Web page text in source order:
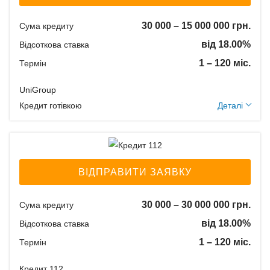
Класичний
Дострокове погашення:
Дострокове без штрафів
банкінгу Вашого банку;
Через платіжні
термінали;
В касі будь-якого банку
Сума кредиту 30 000 – 15 000 000 грн.
Відсоткова ставка від 18.00%
Термін 1 – 120 міс.
UniGroup
Кредит готівкою
Деталі
Послуги нотаріуса:
договір іпотеки - 0,1% від
вартості застави, договір
позики
Щомісячна комісія:
ВІДПРАВИТИ ЗАЯВКУ
Сума кредиту 30 000 – 30 000 000 грн.
Відсоткова ставка від 18.00%
Термін 1 – 120 міс.